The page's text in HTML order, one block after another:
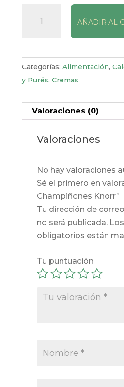
Champiñones
cantidad
AÑADIR AL
Categorías: Alimentación,
y Purés, Cremas
Valoraciones (0)
Valoraciones
No hay valoraciones
Sé el primero en
Champiñones Knorr”
Tu dirección de
no será publicada.
obligatorios están
Tu puntuación